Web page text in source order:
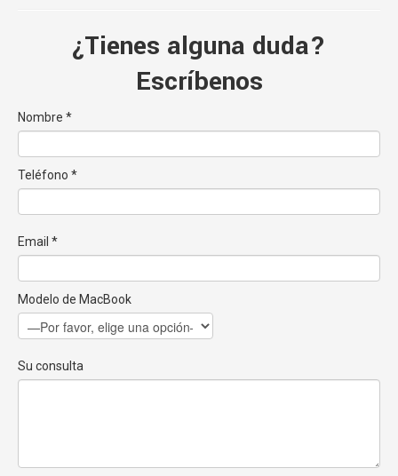
¿Tienes alguna duda?
Escríbenos
Nombre *
Teléfono *
Email *
Modelo de MacBook
Su consulta